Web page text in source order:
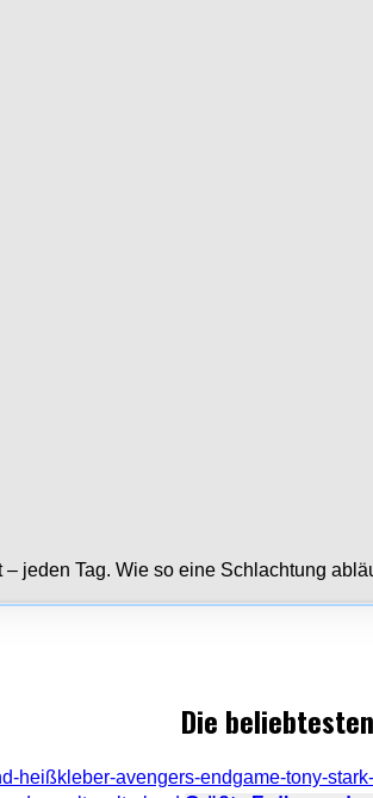
jeden Tag. Wie so eine Schlachtung
Die